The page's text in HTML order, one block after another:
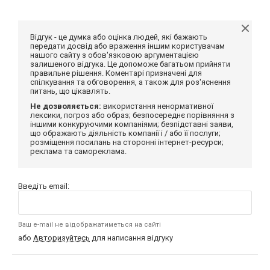
Відгук - це думка або оцінка людей, які бажають
передати досвід або враження іншим користувачам
нашого сайту з обов'язковою аргументацією
залишеного відгука. Це допоможе багатьом прийняти
правильне рішення. Коментарі призначені для
спілкування та обговорення, а також для роз'яснення
питань, що цікавлять.
Не дозволяється: використання ненормативної
лексики, погроз або образ; безпосереднє порівняння з
іншими конкуруючими компаніями; безпідставні заяви,
що ображають діяльність компанії і / або її послуги;
розміщення посилань на сторонні інтернет-ресурси;
реклама та самореклама.
Введіть email:
Ваш e-mail не відображатиметься на сайті
або Авторизуйтесь для написання відгуку